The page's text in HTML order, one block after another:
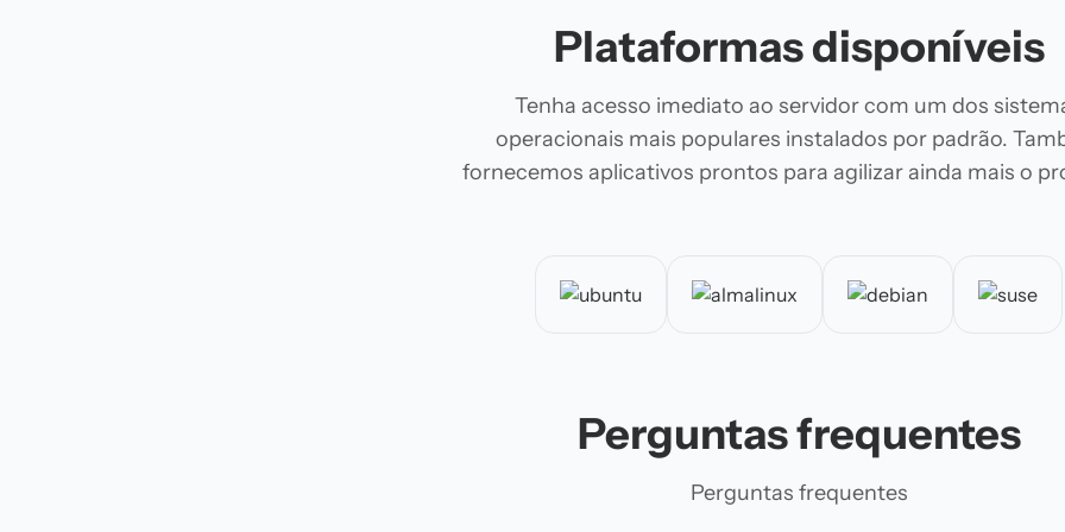
Plataformas disponíveis
Tenha acesso imediato ao servidor com um dos
operacionais mais populares instalados por padrão.
fornecemos aplicativos prontos para agilizar ainda mais o
Perguntas frequentes
Perguntas frequentes